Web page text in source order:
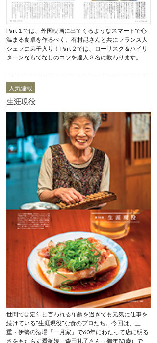
Part１では、外国映画に出てくるようなスマートで心
温まる食卓を作るべく、有村昆さんと共にフランス人
シェフに弟子入り！ Part２では、ローリスク＆ハイリ
ターンなもてなしのコツを達人３名に教わります。
人気連載
生涯現役
世間では定年と言われる年齢を過ぎても元気に仕事を
続けている“生涯現役”な食のプロたち。今回は、三
重・伊勢の酒場「一月家」で60年にわたって店に明る
さをもたらす看板娘、森田礼子さん（御年83歳）で